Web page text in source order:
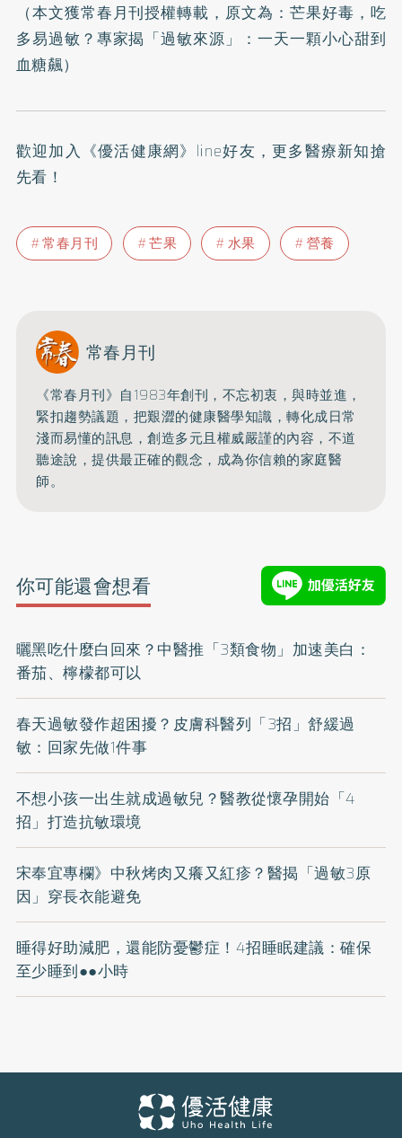
（本文獲常春月刊授權轉載，原文為： 芒果好毒，吃
多易過敏？專家揭「過敏來源」：一天一顆小心甜到
血糖飆）
歡迎加入 《優活健康網》line好友 ，更多醫療新知搶
先看！
常春月刊 芒果 水果 營養
常春月刊
《常春月刊》自1983年創刊，不忘初衷，與時並進，
緊扣趨勢議題，把艱澀的健康醫學知識，轉化成日常
淺而易懂的訊息，創造多元且權威嚴謹的內容， 不道
聽途說，提供最正確的觀念，成為你信賴的家庭醫
師。
你可能還會想看
曬黑吃什麼白回來？中醫推「3類食物」加速美白：
番茄、檸檬都可以
春天過敏發作超困擾？皮膚科醫列「3招」舒緩過
敏：回家先做1件事
不想小孩一出生就成過敏兒？醫教從懷孕開始「4
招」打造抗敏環境
宋奉宜專欄》中秋烤肉又癢又紅疹？醫揭「過敏3原
因」穿長衣能避免
睡得好助減肥，還能防憂鬱症！4招睡眠建議：確保
至少睡到●●小時